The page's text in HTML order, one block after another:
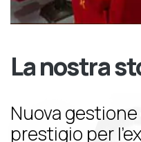
La nostra
Nuova
prestigio per